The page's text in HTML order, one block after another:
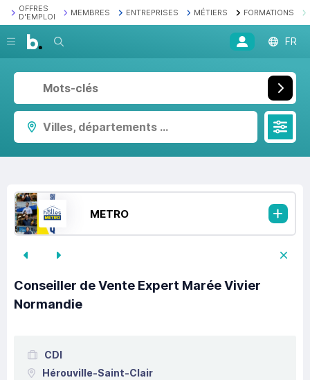
OFFRES
D'EMPLOI
MEMBRES ENTREPRISES MÉTIERS FORMATIONS
Recherche FR
Villes, départements ...
METRO
Conseiller de Vente Expert Marée Vivier
Normandie
CDI
Hérouville-Saint-Clair